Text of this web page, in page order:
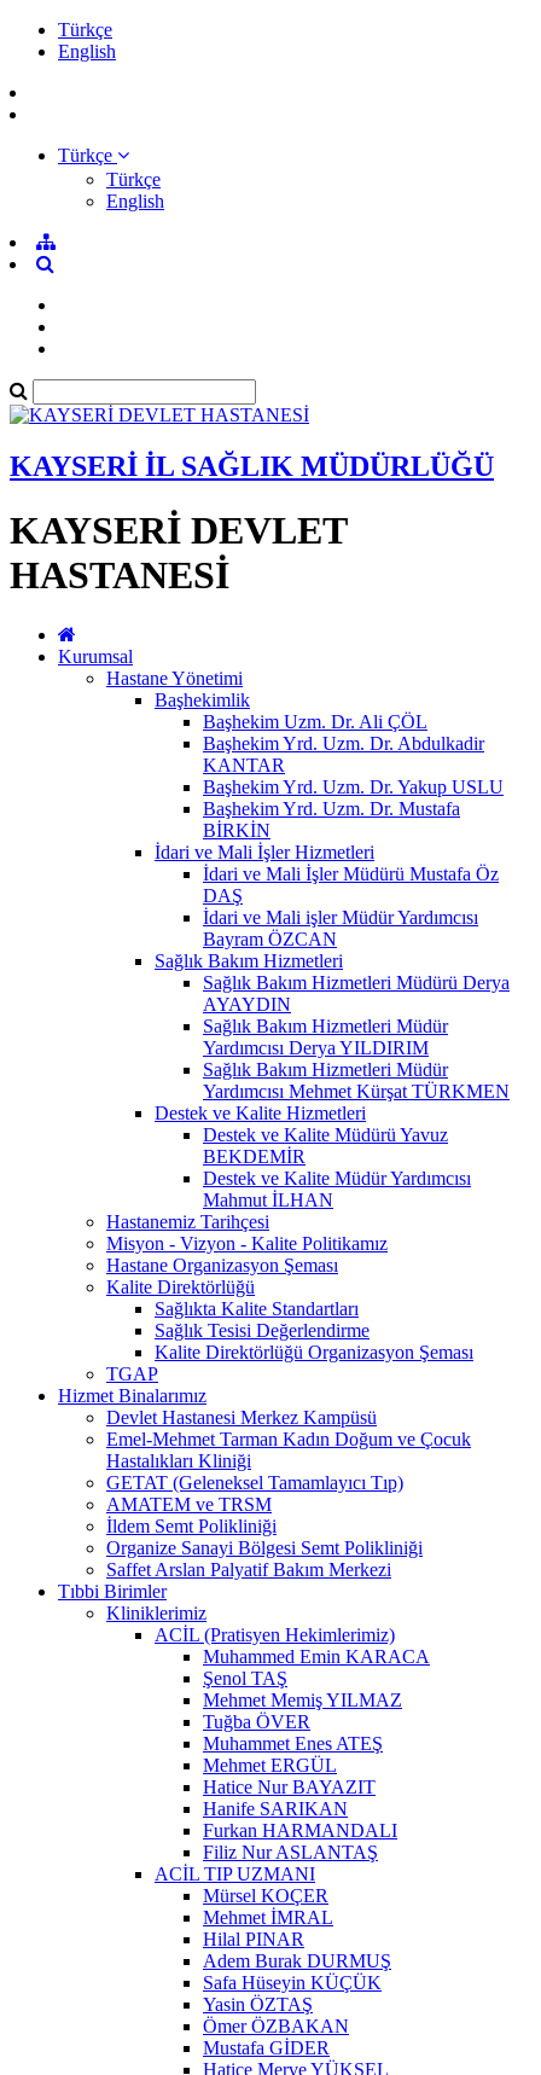
Türkçe
English
Türkçe
Türkçe
English
KAYSERİ İL SAĞLIK MÜDÜRLÜĞÜ
KAYSERİ DEVLET
HASTANESİ
Kurumsal
Hastane Yönetimi
Başhekimlik
Başhekim Uzm. Dr. Ali ÇÖL
Başhekim Yrd. Uzm. Dr. Abdulkadir
KANTAR
Başhekim Yrd. Uzm. Dr. Yakup USLU
Başhekim Yrd. Uzm. Dr. Mustafa
BİRKİN
İdari ve Mali İşler Hizmetleri
İdari ve Mali İşler Müdürü Mustafa Öz
DAŞ
İdari ve Mali işler Müdür Yardımcısı
Bayram ÖZCAN
Sağlık Bakım Hizmetleri
Sağlık Bakım Hizmetleri Müdürü Derya
AYAYDIN
Sağlık Bakım Hizmetleri Müdür
Yardımcısı Derya YILDIRIM
Sağlık Bakım Hizmetleri Müdür
Yardımcısı Mehmet Kürşat TÜRKMEN
Destek ve Kalite Hizmetleri
Destek ve Kalite Müdürü Yavuz
BEKDEMİR
Destek ve Kalite Müdür Yardımcısı
Mahmut İLHAN
Hastanemiz Tarihçesi
Misyon - Vizyon - Kalite Politikamız
Hastane Organizasyon Şeması
Kalite Direktörlüğü
Sağlıkta Kalite Standartları
Sağlık Tesisi Değerlendirme
Kalite Direktörlüğü Organizasyon Şeması
TGAP
Hizmet Binalarımız
Devlet Hastanesi Merkez Kampüsü
Emel-Mehmet Tarman Kadın Doğum ve Çocuk
Hastalıkları Kliniği
GETAT (Geleneksel Tamamlayıcı Tıp)
AMATEM ve TRSM
İldem Semt Polikliniği
Organize Sanayi Bölgesi Semt Polikliniği
Saffet Arslan Palyatif Bakım Merkezi
Tıbbi Birimler
Kliniklerimiz
ACİL (Pratisyen Hekimlerimiz)
Muhammed Emin KARACA
Şenol TAŞ
Mehmet Memiş YILMAZ
Tuğba ÖVER
Muhammet Enes ATEŞ
Mehmet ERGÜL
Hatice Nur BAYAZIT
Hanife SARIKAN
Furkan HARMANDALI
Filiz Nur ASLANTAŞ
ACİL TIP UZMANI
Mürsel KOÇER
Mehmet İMRAL
Hilal PINAR
Adem Burak DURMUŞ
Safa Hüseyin KÜÇÜK
Yasin ÖZTAŞ
Ömer ÖZBAKAN
Mustafa GİDER
Hatice Merve YÜKSEL